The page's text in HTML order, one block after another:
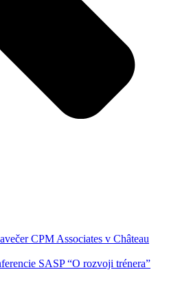
CPM Associates v Château
SASP “O rozvoji trénera”